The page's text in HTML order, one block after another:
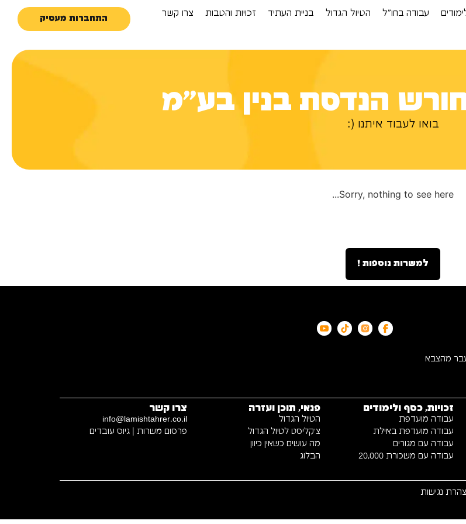
עבודה בחו”ל הטיול הגדול בניית העתיד זכויות והטבות צרו קשר
התחברות מעסיק
הנדסת בנין בע״מ
בואו לעבוד איתנו (:
Sorry, nothing to see here...
למשרות נוספות !
מהצבא
זכויות, כסף ולימודים
עבודה מועדפת
עבודה מועדפת באילת
עבודה עם מגורים
עבודה עם משכורת 20,000
פנאי, תוכן ועזרה
הטיול הגדול
צ׳קליסט לטיול הגדול
מה עושים כשאין כיוון
הבלוג
צרו קשר
info@lamishtahrer.co.il
פרסום משרות | גיוס עובדים
נגישות